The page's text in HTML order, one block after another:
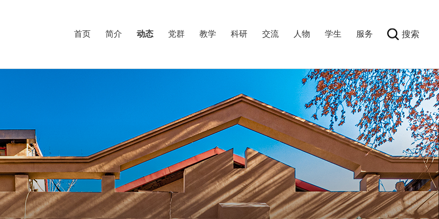
首页 简介 动态 党群 教学 科研 交流 人物 学生 服务 搜索